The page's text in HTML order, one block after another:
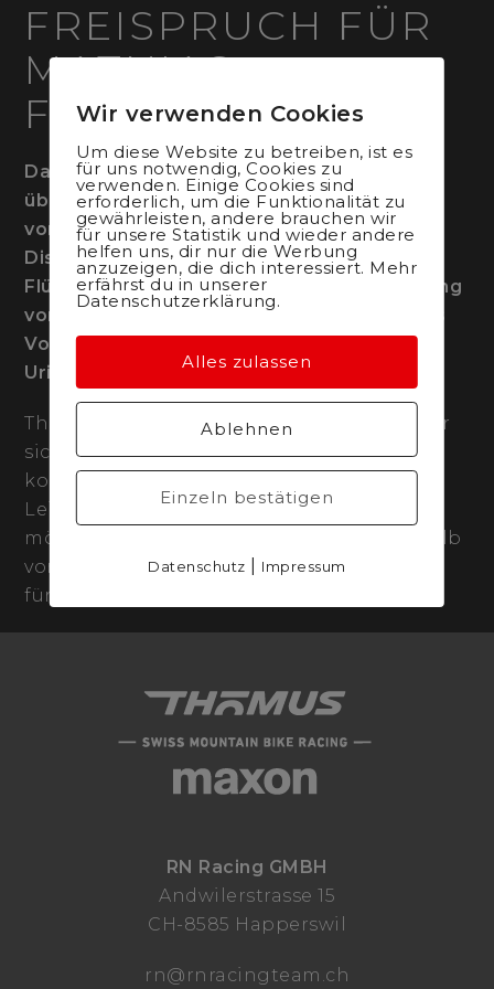
FREISPRUCH FÜR
MATHIAS
FLÜCKIGER
Das Team Thömus maxon ist sehr erfreut,
über den heute kommunizierten Freispruch
von Mathias Flückiger. Im Urteil der
Disziplinarkammer von Swiss Olympic wird
Flückiger von allen Vorwürfen der Verletzung
von Anti-Doping-Bestimmungen wegen des
Vorhandenseins von Zeranol in seiner
Urinprobe vom 5. Juni 2022 entlastet.
Thömus maxon unterstützt Mathias, dass er
sich aktuell auf seine sportlichen Ziele
konzentrieren und den Fokus auf die
Leistungen auf der Rennstrecke richten
möchte. Mathias Flückiger wird sich deshalb
vorerst nicht zum Urteil äussern und steht
für keine Medienanfragen zur Verfügung.
RN Racing GMBH
Andwilerstrasse 15
CH-8585 Happerswil
rn@rnracingteam.ch
Wir verwenden Cookies
Um diese Website zu betreiben, ist es
für uns notwendig, Cookies zu
verwenden. Einige Cookies sind
erforderlich, um die Funktionalität zu
gewährleisten, andere brauchen wir
für unsere Statistik und wieder andere
helfen uns, dir nur die Werbung
anzuzeigen, die dich interessiert. Mehr
erfährst du in unserer
Datenschutzerklärung.
Alles zulassen
Ablehnen
Einzeln bestätigen
Datenschutz Impressum